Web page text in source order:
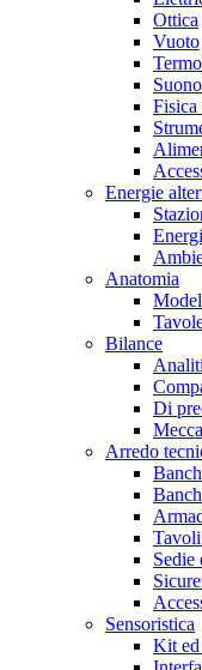
Ottica
Vuoto
Fisica
Energie
Anatomia
Bilance
Di
Arredo
Sedie
Sensoristica
Kit ed